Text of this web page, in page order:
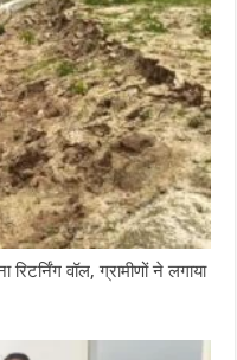
वॉल, ग्रामीणों ने लगाया